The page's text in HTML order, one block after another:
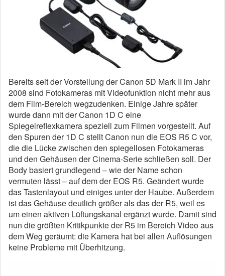
Bereits seit der Vorstellung der Canon 5D Mark II im Jahr
2008 sind Fotokameras mit Videofunktion nicht mehr aus
dem Film-Bereich wegzudenken. Einige Jahre später
wurde dann mit der Canon 1D C eine
Spiegelreflexkamera speziell zum Filmen vorgestellt. Auf
den Spuren der 1D C stellt Canon nun die EOS R5 C vor,
die die Lücke zwischen den spiegellosen Fotokameras
und den Gehäusen der Cinema-Serie schließen soll. Der
Body basiert grundlegend – wie der Name schon
vermuten lässt – auf dem der EOS R5. Geändert wurde
das Tastenlayout und einiges unter der Haube. Außerdem
ist das Gehäuse deutlich größer als das der R5, weil es
um einen aktiven Lüftungskanal ergänzt wurde. Damit sind
nun die größten Kritikpunkte der R5 im Bereich Video aus
dem Weg geräumt: die Kamera hat bei allen Auflösungen
keine Probleme mit Überhitzung.